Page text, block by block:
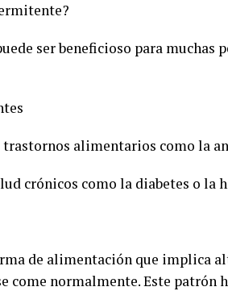
ser beneficioso para muchas
trastornos alimentarios como la
crónicos como la diabetes o
de alimentación que implica
come normalmente. Este patrón